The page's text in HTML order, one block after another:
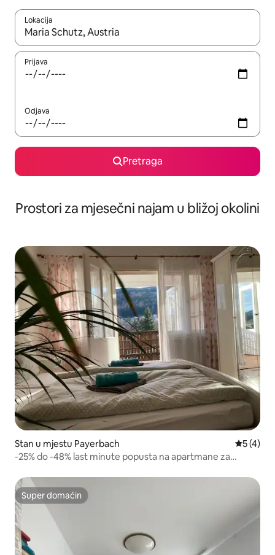
Lokacija
Kad su rezultati dostupni, možete da se krećete kroz njih
Prijava
Odjava
Pretraga
Prostori za mjesečni najam u bližoj okolini
Stan u mjestu Payerbach
5 (4)
-25% do -48% last minute popusta na apartmane za
Super domaćin
Super domaćin